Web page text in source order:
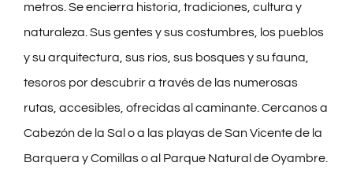
metros. Se encierra historia, tradiciones, cultura y
naturaleza. Sus gentes y sus costumbres, los pueblos
y su arquitectura, sus ríos, sus bosques y su fauna,
tesoros por descubrir a través de las numerosas
rutas, accesibles, ofrecidas al caminante. Cercanos a
Cabezón de la Sal o a las playas de San Vicente de la
Barquera y Comillas o al Parque Natural de Oyambre.